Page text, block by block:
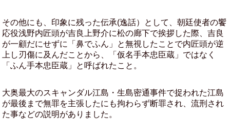
その他にも、印象に残った伝承(逸話）として、朝廷使者の饗
応役浅野内匠頭が吉良上野介に松の廊下で挨拶した際、吉良
が一顧だにせずに「鼻でふん」と無視したことで内匠頭が逆
上し刃傷に及んだことから、「仮名手本忠臣蔵」ではなく
「ふん手本忠臣蔵」と呼ばれたこと。
大奥最大のスキャンダル江島・生島密通事件で捉われた江島
が最後まで無罪を主張したにも拘わらず断罪され、流刑され
た事などの説明がありました。